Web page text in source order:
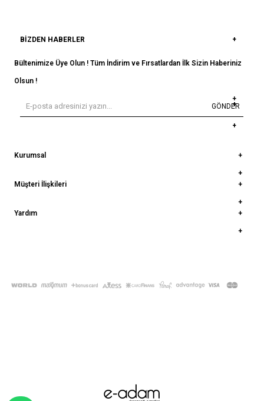
BIZDEN HABERLER
Bültenimize Üye Olun ! Tüm İndirim ve Fırsatlardan İlk Sizin Haberiniz
Olsun !
GÖNDER
Kurumsal
Müşteri İlişkileri
Yardım